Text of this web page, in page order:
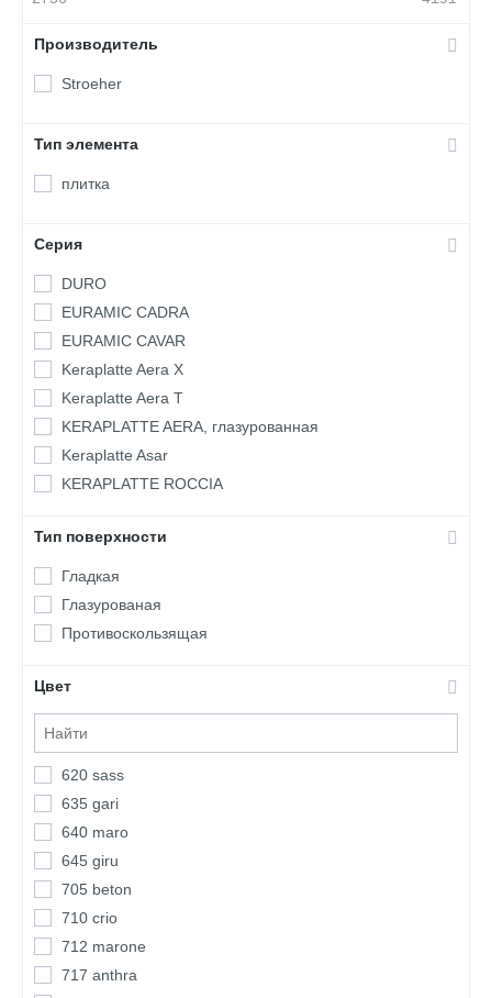
Производитель
Stroeher
Тип элемента
плитка
Серия
DURO
EURAMIC CADRA
EURAMIC CAVAR
Keraplatte Aera X
Keraplatte Aera Т
KERAPLATTE AERA, глазурованная
Keraplatte Asar
KERAPLATTE ROCCIA
Тип поверхности
Гладкая
Глазурованая
Противоскользящая
Цвет
620 sass
635 gari
640 maro
645 giru
705 beton
710 crio
712 marone
717 anthra